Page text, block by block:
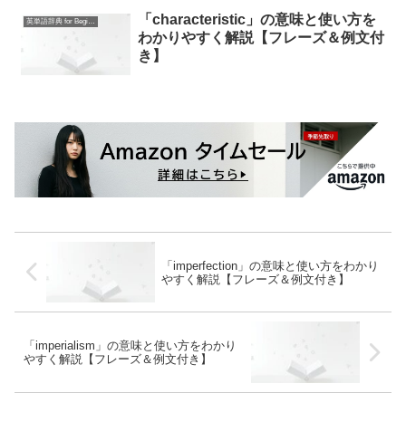
英単語辞典 for Beginners
「characteristic」の意味と使い方を
わかりやすく解説【フレーズ＆例文付
き】
「imperfection」の意味と使い方をわかり
やすく解説【フレーズ＆例文付き】
「imperialism」の意味と使い方をわかり
やすく解説【フレーズ＆例文付き】